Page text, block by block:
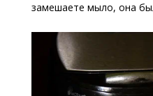
замешаете мыло, она